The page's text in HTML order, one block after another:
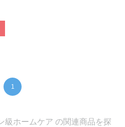
1
級ホームケア の関連商品を探